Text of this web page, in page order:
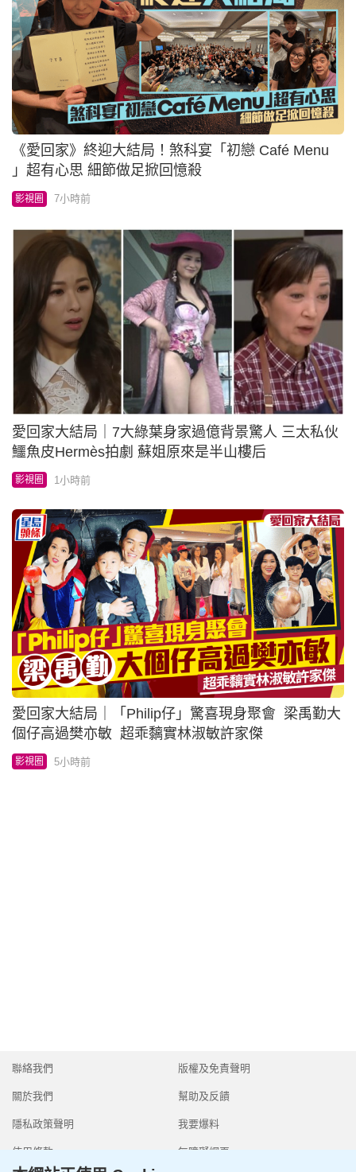
《愛回家》終迎大結局！煞科宴「初戀 Café Menu
」超有心思 細節做足掀回憶殺
影視圈 7小時前
愛回家大結局｜7大綠葉身家過億背景驚人 三太私伙
鱷魚皮Hermès拍劇 蘇姐原來是半山樓后
影視圈 1小時前
愛回家大結局｜「Philip仔」驚喜現身聚會 梁禹勤大
個仔高過樊亦敏 超乖黐實林淑敏許家傑
影視圈 5小時前
聯絡我們
關於我們
隱私政策聲明
使用條款
版權及免責聲明
幫助及反饋
我要爆料
無障礙網頁